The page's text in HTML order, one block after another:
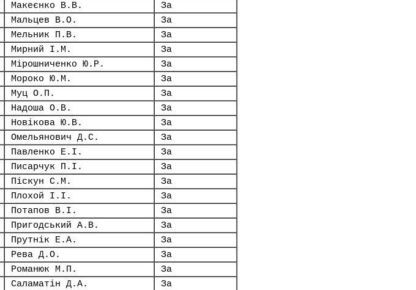
Макеєнко В.В.
За
Мальцев В.О.
За
Мельник П.В.
За
Мирний І.М.
За
Мірошниченко Ю.Р.
За
Мороко Ю.М.
За
Муц О.П.
За
Надоша О.В.
За
Новікова Ю.В.
За
Омельянович Д.С.
За
Павленко Е.І.
За
Писарчук П.І.
За
Піскун С.М.
За
Плохой І.І.
За
Потапов В.І.
За
Пригодський А.В.
За
Прутнік Е.А.
За
Рева Д.О.
За
Романюк М.П.
За
Саламатін Д.А.
За